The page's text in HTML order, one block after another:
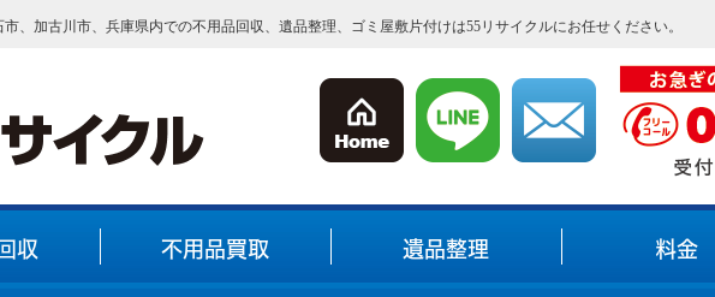
、加古川市、兵庫県内での不用品回収、遺品整理、ゴミ屋敷片付けは55リサイクルにお任せください。
収 不用品買取 遺品整理 料金